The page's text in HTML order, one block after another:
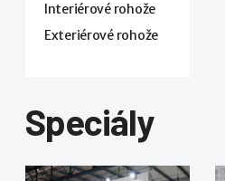
Interiérové rohože
Exteriérové rohože
Speciály